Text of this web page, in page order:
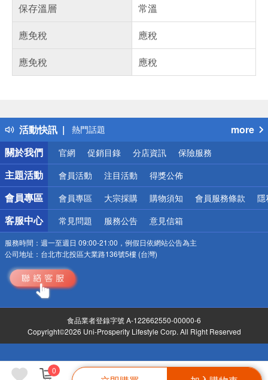
0
保存溫層
常溫
應免稅
應稅
應免稅
應稅
活動快訊
得獎公告
熱門話題
銀行優惠
偏遠地區配送
詐騙網頁！請小心！
more
關於我們
官網 促銷目錄 分店資訊 保險服務
主題活動 會員活動 注目活動 得獎公佈
會員專區 會員專區 大宗採購 購物須知 會員服務條款 隱
客服中心 常見問題 服務公告 意見信箱
服務時間： 週一至週日 09:00-21:00，例假日依網站公告為主
公司地址： 台北市北投區大業路136號5樓 (台灣)
食品業者登錄字號 A-122662550-00000-6
Copyright©2026 Uni-Prosperity Lifestyle Corp. All Right Reserved